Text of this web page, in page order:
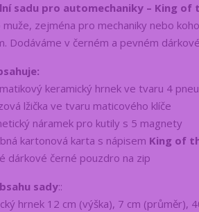
sadu pro automechaniky – King of
muže, zejména pro mechaniky nebo
Dodáváme v černém a pevném
keramický hrnek ve tvaru 4
lžička ve tvaru maticového klíče
náramek pro kutily s 5 magnety
kartonová karta s nápisem King of
dárkové černé pouzdro na zip
sady::
hrnek 12 cm (výška), 7 cm (průměr),